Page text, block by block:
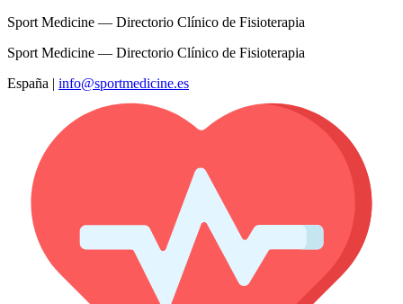
Sport Medicine — Directorio Clínico de Fisioterapia
Sport Medicine — Directorio Clínico de Fisioterapia
España | info@sportmedicine.es